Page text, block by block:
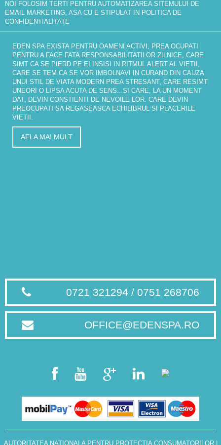
NOI FOLOSIM TERTI PENTRU AUTOMATIZAREA SITEMULUI DE
EMAIL MARKETING, ASA CU E STIPULAT IN POLITICA DE
CONFIDENTIALITATE
EDEN SPA EXISTA PENTRU OAMENI ACTIVI, PREA OCUPATI
PENTRU A FACE FATA RESPONSABILITATILOR ZILNICE, CARE
SIMT CA SE PIERD PE EI INSISI IN RITMUL ALERT AL VIETII,
CARE SE TEM CA SE VOR IMBOLNAVI IN CURAND DIN CAUZA
UNUI STIL DE VIATA MODERN PREA STRESANT, CARE RESIMT
UNEORI O LIPSA ACUTA DE SENS...SI CARE, LA UN MOMENT
DAT, DEVIN CONSTIENTI DE NEVOILE LOR. CARE DEVIN
PREOCUPATI SA REGASEASCA ECHILIBRUL SI PLACERILE
VIETII.
AFLA MAI MULT
0721 321294 / 0751 268706
OFFICE@EDENSPA.RO
AUTORITATEA NATIONALA PENTRU PROTECTIA CONSUMATORILOR|